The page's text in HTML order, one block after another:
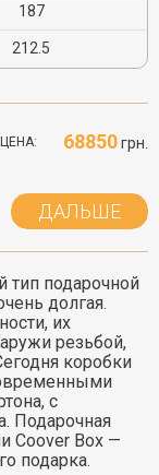
187
212.5
ЦЕНА: 68850грн.
ДАЛЬШЕ
подарочной
долгая.
их
резьбой,
коробки
с
Подарочная
Coover Box —
подарка.